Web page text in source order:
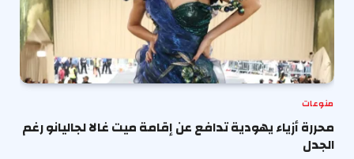
منوعات
محررة أزياء يهودية تدافع عن إقامة ميت غالا لجاليانو رغم
الجدل